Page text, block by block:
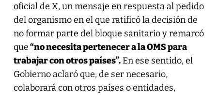
oficial de X, un mensaje en respuesta al pedido
del organismo en el que ratificó la decisión de
no formar parte del bloque sanitario y remarcó
que“no necesita pertenecer a la OMS para
trabajar con otros países”.En ese sentido, el
Gobierno aclaró que, de ser necesario,
colaborará con otros países o entidades,